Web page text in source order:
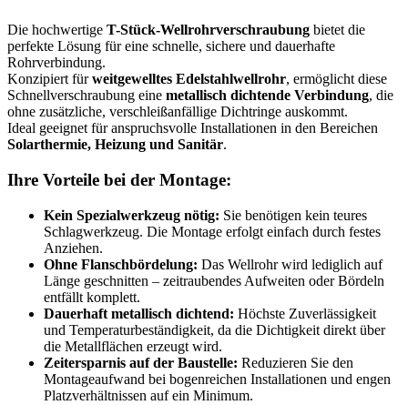
Die hochwertige T-Stück-Wellrohrverschraubung bietet die
perfekte Lösung für eine schnelle, sichere und dauerhafte
Rohrverbindung.
Konzipiert fürweitgewelltes Edelstahlwellrohr, ermöglicht diese
Schnellverschraubung eine metallisch dichtende Verbindung, die
ohne zusätzliche, verschleißanfällige Dichtringe auskommt.
Ideal geeignet für anspruchsvolle Installationen in den Bereichen
Solarthermie, Heizung und Sanitär.
Ihre Vorteile bei der Montage:
Kein Spezialwerkzeug nötig: Sie benötigen kein teures
Schlagwerkzeug. Die Montage erfolgt einfach durch festes
Anziehen.
Ohne Flanschbördelung: Das Wellrohr wird lediglich auf
Länge geschnitten – zeitraubendes Aufweiten oder Bördeln
entfällt komplett.
Dauerhaft metallisch dichtend: Höchste Zuverlässigkeit
und Temperaturbeständigkeit, da die Dichtigkeit direkt über
die Metallflächen erzeugt wird.
Zeitersparnis auf der Baustelle: Reduzieren Sie den
Montageaufwand bei bogenreichen Installationen und engen
Platzverhältnissen auf ein Minimum.